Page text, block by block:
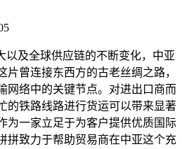
以及全球供应链的不断变化，中亚
片曾连接东西方的古老丝绸之路，
网络中的关键节点。对进出口商而
的铁路线路进行货运可以带来显著
为一家立足于为客户提供优质国际
拼致力于帮助贸易商在中亚这个充